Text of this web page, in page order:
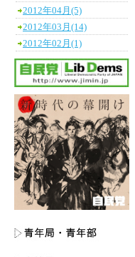
2012年04月(5)
2012年03月(14)
2012年02月(1)